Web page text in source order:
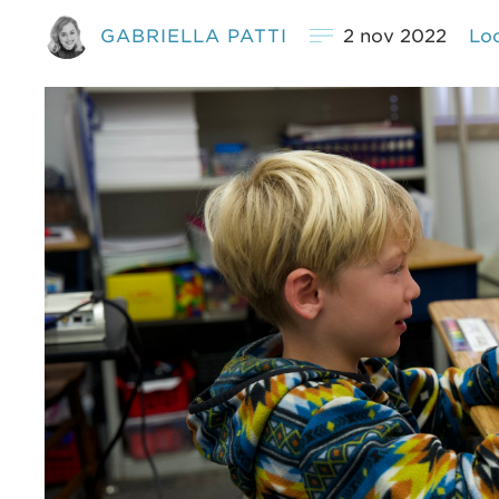
GABRIELLA PATTI 2 nov 2022